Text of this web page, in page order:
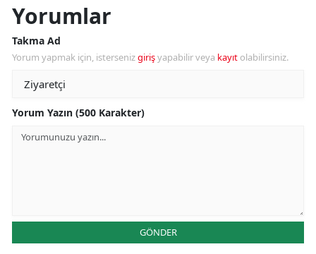
Yorumlar
Takma Ad
Yorum yapmak için, istersenizgirişyapabilir veya kayıt olabilirsiniz.
Yorum Yazın (500 Karakter)
GÖNDER